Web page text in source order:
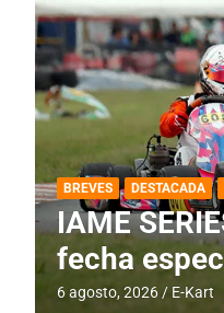
DESTACADA IAME
IAME
fecha con
4 agosto, 2026 E-Kart